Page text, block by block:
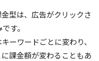
型は、広告がクリックさ
す。
ーワードごとに変わり、
課金額が変わることもあ